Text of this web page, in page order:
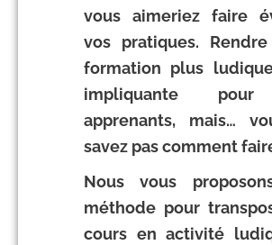
vous aimeriez faire
vos pratiques.
formation plus
impliquante
apprenants, mais…
savez pas comment
Nous vous
méthode pour
cours en activité